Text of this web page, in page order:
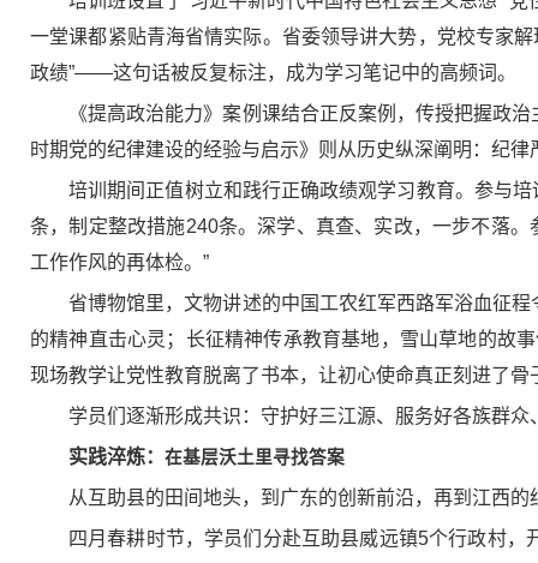
一堂课都紧贴青海省情实际。省委领导讲大势，党校专家
政绩”——这句话被反复标注，成为学习笔记中的高频词。
《提高政治能力》案例课结合正反案例，传授把握政
时期党的纪律建设的经验与启示》则从历史纵深阐明：纪律
培训期间正值树立和践行正确政绩观学习教育。参与
条，制定整改措施240条。深学、真查、实改，一步不落
工作作风的再体检。”
省博物馆里，文物讲述的中国工农红军西路军浴血征
的精神直击心灵；长征精神传承教育基地，雪山草地的
现场教学让党性教育脱离了书本，让初心使命真正刻进了骨
学员们逐渐形成共识：守护好三江源、服务好各族群
实践淬炼： 在基层沃土里寻找答案
从互助县的田间地头，到广东的创新前沿，再到江西
四月春耕时节，学员们分赴互助县威远镇5个行政村